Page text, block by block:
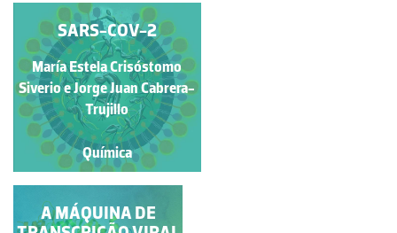
ESTRUTURA
TRIDIMENSIONAL DA
GLICOPROTEÍNA S DO
VÍRUS SARS-COV-2
LIGADA À ENZIMA
HACE2
Pedro Alexandrino
Fernandes
Química
SARS-COV-2
María Estela Crisóstomo
Siverio e Jorge Juan Cabrera-
Trujillo
Química
GLICOPROTEÍNA S
A MÁQUINA DE